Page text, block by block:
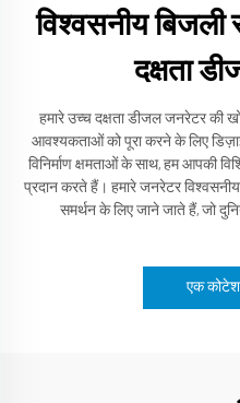
विश्वसनीय बिजली
दक्षता
हमारे उच्च दक्षता डीजल जनरेटर की
आवश्यकताओं को पूरा करने के लिए
विनिर्माण क्षमताओं के साथ, हम आपकी
प्रदान करते हैं। हमारे जनरेटर
समर्थन के लिए जाने जाते हैं, जो
एक